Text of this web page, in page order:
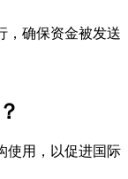
，确保资金被发送
使用，以促进国际